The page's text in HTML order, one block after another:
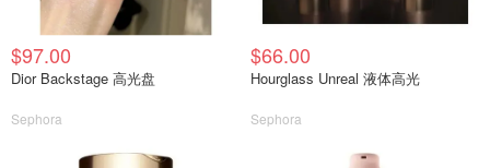
$97.00
Dior Backstage 高光盘
Sephora
$66.00
Hourglass Unreal 液体高光
Sephora